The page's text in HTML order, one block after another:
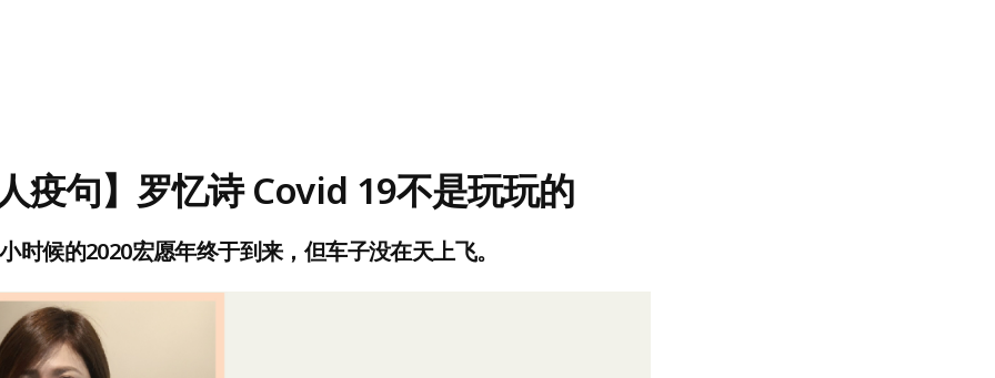
疫句】罗忆诗 Covid 19不是玩玩的
小时候的2020宏愿年终于到来，但车子没在天上飞。